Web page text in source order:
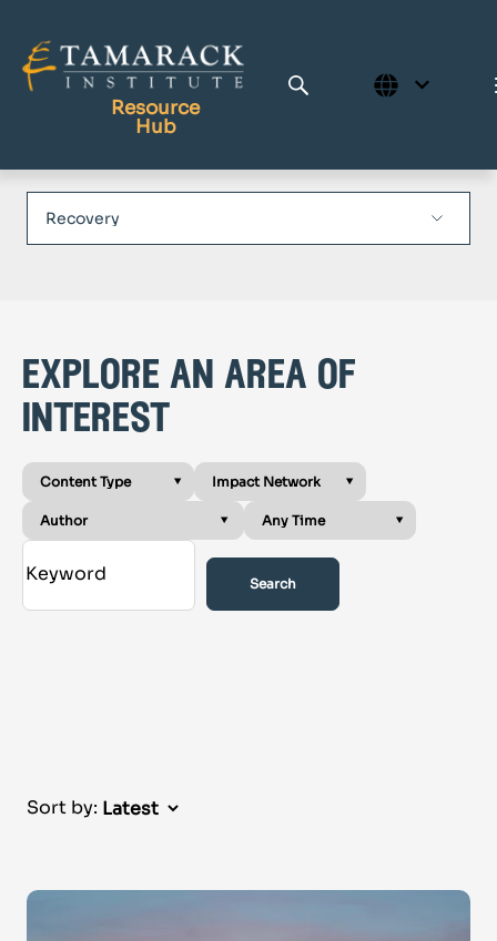
Resource
Hub
Publications
explore an area of
interest
Search
Sort by: